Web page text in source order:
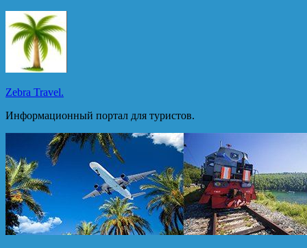
Перейти
к
содержимому
Zebra Travel.
Информационный портал для туристов.